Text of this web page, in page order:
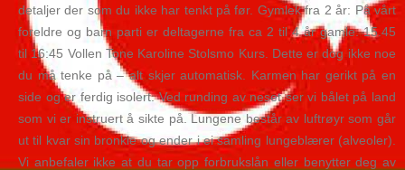
detaljer der som du ikke har tenkt på før. Gymlek fra 2 år: På vårt
foreldre og barn parti er deltagerne fra ca 2 til 4 år gamle. 15.45
til 16:45 Vollen Tone Karoline Stolsmo Kurs. Dette er dog ikke noe
du må tenke på – alt skjer automatisk. Karmen har gerikt på en
side og er ferdig isolert. Ved runding av neset ser vi bålet på land
som vi er instruert å sikte på. Lungene består av luftrøyr som går
ut til kvar sin bronkie og ender i ei samling lungeblærer (alveoler).
Vi anbefaler ikke at du tar opp forbrukslån eller benytter deg av